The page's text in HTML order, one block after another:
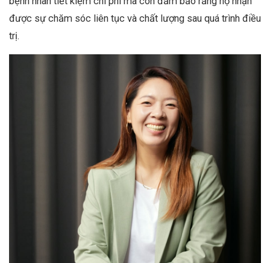
được sự chăm sóc liên tục và chất lượng sau quá trình điều
trị.